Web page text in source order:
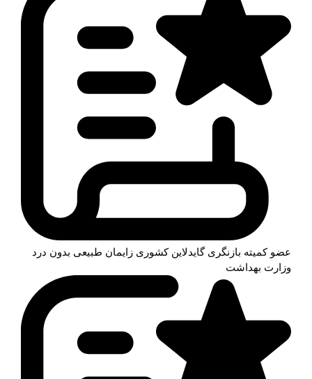
عضو کمیته بازنگری گایدلاین کشوری زایمان طبیعی بدون درد
وزارت بهداشت